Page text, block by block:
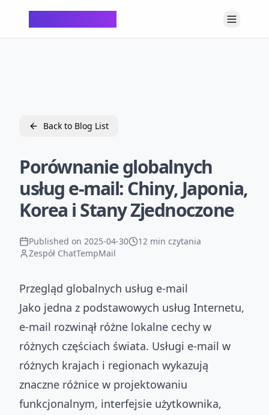
Back to Blog List
Porównanie globalnych
usług e-mail: Chiny, Japonia,
Korea i Stany Zjednoczone
Published on 2025-04-30
12 min czytania
Zespół ChatTempMail
Przegląd globalnych usług e-mail
Jako jedna z podstawowych usług Internetu,
e-mail rozwinął różne lokalne cechy w
różnych częściach świata. Usługi e-mail w
różnych krajach i regionach wykazują
znaczne różnice w projektowaniu
funkcjonalnym, interfejsie użytkownika,